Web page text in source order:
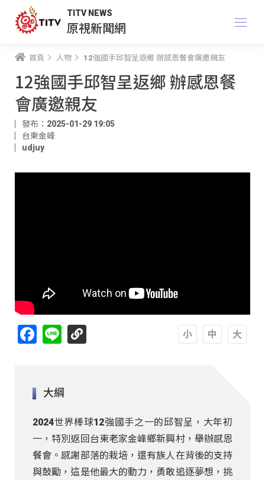
TITV NEWS
原視新聞網
首頁 人物 12強國手邱智呈返鄉 辦感恩餐會廣邀親友
12強國手邱智呈返鄉 辦感恩餐
會廣邀親友
發布：2025-01-29 19:05
台東金峰
udjuy
Facebook
Line
大綱
2024世界棒球12強國手之一的邱智呈，大年初
一，特別返回台東老家金峰鄉新興村，舉辦感恩
餐會。感謝部落的栽培，還有族人在背後的支持
與鼓勵，這是他最大的動力，勇敢追逐夢想，挑